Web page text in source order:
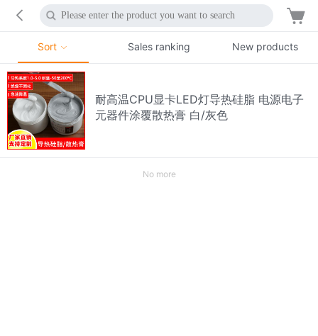
Sort Sales ranking New products
耐高温CPU显卡LED灯导热硅脂 电源电子
元器件涂覆散热膏 白/灰色
No more